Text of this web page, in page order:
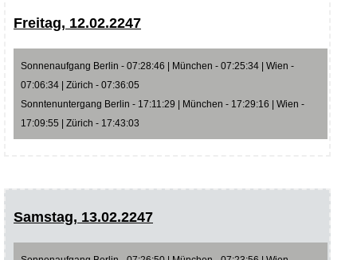
Freitag, 12.02.2247
Sonnenaufgang Berlin - 07:28:46 | München - 07:25:34 | Wien -
07:06:34 | Zürich - 07:36:05
Sonntenuntergang Berlin - 17:11:29 | München - 17:29:16 | Wien -
17:09:55 | Zürich - 17:43:03
Samstag, 13.02.2247